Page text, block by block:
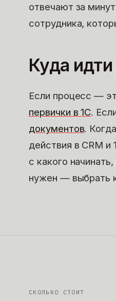
отвечают за
сотрудника,
Куда
Если процесс —
первички в 1С.
документов.
действия в CRM
с какого
нужен — выбрать
СКОЛЬКО СТОИТ